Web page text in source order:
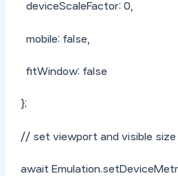
deviceScaleFactor: 0,
mobile: false,
fitWindow: false
};
// set viewport and visible size
await